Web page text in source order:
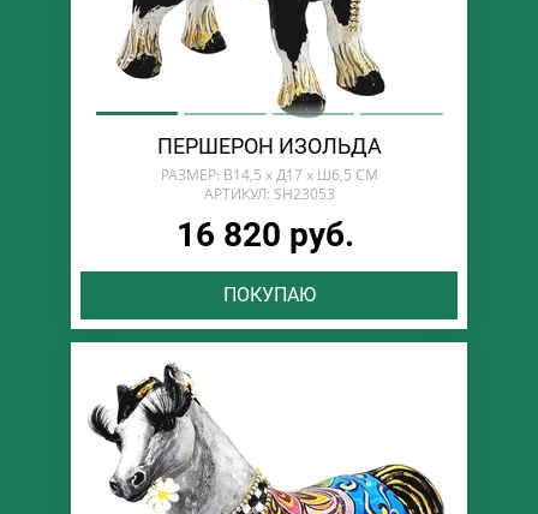
ПЕРШЕРОН ИЗОЛЬДА
РАЗМЕР: В14,5 х Д17 х Ш6,5 СМ
АРТИКУЛ: SH23053
16 820 руб.
ПОКУПАЮ